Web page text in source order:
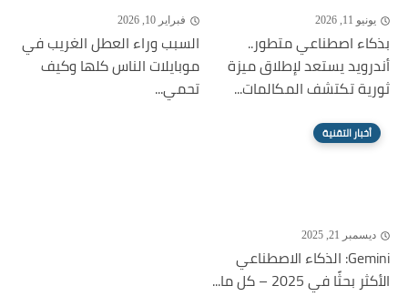
يونيو 11, 2026
بذكاء اصطناعي متطور..
أندرويد يستعد لإطلاق ميزة
ثورية تكتشف المكالمات...
فبراير 10, 2026
السبب وراء العطل الغريب في
موبايلات الناس كلها وكيف
تحمي...
أخبار التقنية
ديسمبر 21, 2025
Gemini: الذكاء الاصطناعي
الأكثر بحثًا في 2025 – كل ما...